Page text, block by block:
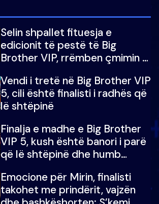
Selin shpallet fituesja e
edicionit të pestë të Big
Brother VIP, rrëmben çmimin e
Vendi i tretë në Big Brother VIP
5, cili është finalisti i radhës që
lë shtëpinë
Finalja e madhe e Big Brother
VIP 5, kush është banori i parë
që lë shtëpinë dhe humb
çmimin e madh
Emocione për Mirin, finalisti
takohet me prindërit, vajzën